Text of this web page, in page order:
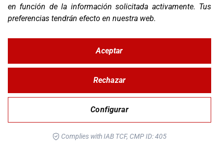
CABLE USB-C / IPHONE
en función de la información solicitada activamente. Tus
preferencias tendrán efecto en nuestra web.
Configurar
Rechazar
Aceptar
Complies with IAB TCF, CMP ID: 405